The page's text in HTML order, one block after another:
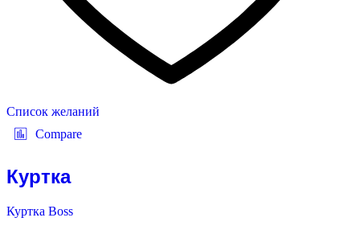
Список желаний
Compare
Куртка
Куртка Boss